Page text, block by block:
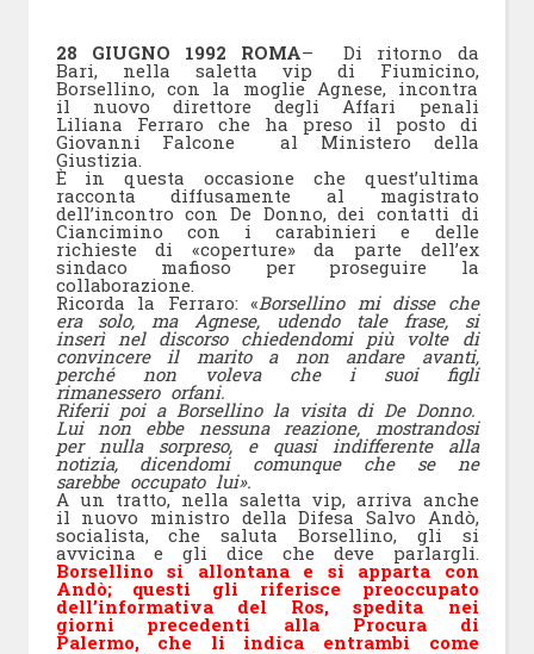
28 GIUGNO 1992 ROMA– Di ritorno da
Bari, nella saletta vip di Fiumicino,
Borsellino, con la moglie Agnese, incontra
il nuovo direttore degli Affari penali
Liliana Ferraro che ha preso il posto di
Giovanni Falcone al Ministero della
Giustizia.
È in questa occasione che quest’ultima
racconta diffusamente al magistrato
dell’incontro con De Donno, dei contatti di
Ciancimino con i carabinieri e delle
richieste di «coperture» da parte dell’ex
sindaco mafioso per proseguire la
collaborazione.
Ricorda la Ferraro: «Borsellino mi disse che
era solo, ma Agnese, udendo tale frase, si
inserì nel discorso chiedendomi più volte di
convincere il marito a non andare avanti,
perché non voleva che i suoi figli
rimanessero orfani.
Riferii poi a Borsellino la visita di De Donno.
Lui non ebbe nessuna reazione, mostrandosi
per nulla sorpreso, e quasi indifferente alla
notizia, dicendomi comunque che se ne
sarebbe occupato lui».
A un tratto, nella saletta vip, arriva anche
il nuovo ministro della Difesa Salvo Andò,
socialista, che saluta Borsellino, gli si
avvicina e gli dice che deve parlargli.
Borsellino si allontana e si apparta con
Andò; questi gli riferisce preoccupato
dell’informativa del Ros, spedita nei
giorni precedenti alla Procura di
Palermo, che li indica entrambi come